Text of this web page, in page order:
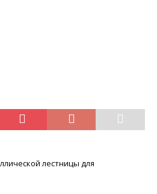
лестницы для